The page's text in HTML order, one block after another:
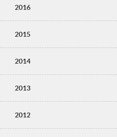
2016
2015
2014
2013
2012